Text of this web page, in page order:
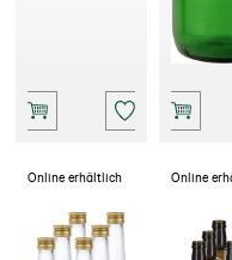
Online erhältlich Online